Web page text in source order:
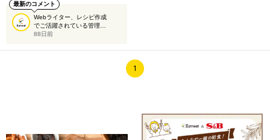
最新のコメント
Webライター、レシピ作成
でご活躍されている管理…
88日前
1